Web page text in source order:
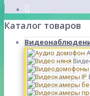
Каталог товаров